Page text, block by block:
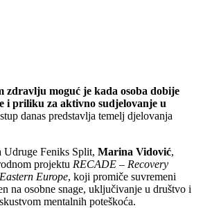
zdravlju moguć je kada osoba dobije
i priliku za aktivno sudjelovanje u
danas predstavlja temelj djelovanja
Udruge Feniks Split,Marina Vidović,
projektu RECADE – Recovery
Europe, koji promiče suvremeni
na osobne snage, uključivanje u društvo i
mentalnih poteškoća.